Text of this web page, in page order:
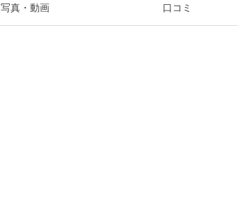
写真・動画 口コミ